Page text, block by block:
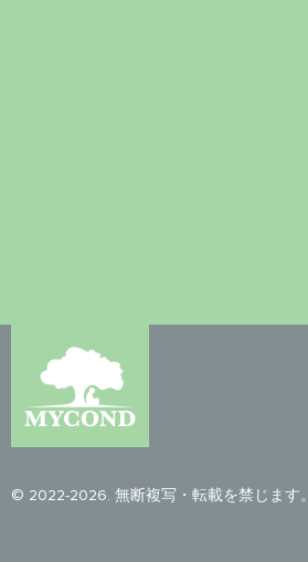
© 2022-2026. 無断複写・転載を禁じます。